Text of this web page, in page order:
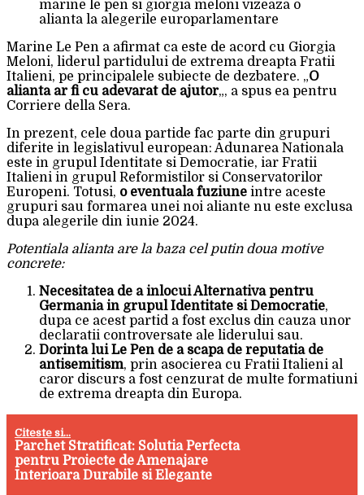
Marine Le Pen a afirmat ca este de acord cu Giorgia
Meloni, liderul partidului de extrema dreapta Fratii
Italieni, pe principalele subiecte de dezbatere. „O
alianta ar fi cu adevarat de ajutor„, a spus ea pentru
Corriere della Sera.
In prezent, cele doua partide fac parte din grupuri
diferite in legislativul european: Adunarea Nationala
este in grupul Identitate si Democratie, iar Fratii
Italieni in grupul Reformistilor si Conservatorilor
Europeni. Totusi, o eventuala fuziune intre aceste
grupuri sau formarea unei noi aliante nu este exclusa
dupa alegerile din iunie 2024.
Potentiala alianta are la baza cel putin doua motive
concrete:
Necesitatea de a inlocui Alternativa pentru
Germania in grupul Identitate si Democratie,
dupa ce acest partid a fost exclus din cauza unor
declaratii controversate ale liderului sau.
Dorinta lui Le Pen de a scapa de reputatia de
antisemitism, prin asocierea cu Fratii Italieni al
caror discurs a fost cenzurat de multe formatiuni
de extrema dreapta din Europa.
Citeste si...
Parchet Stratificat: Solutia Perfecta
pentru Proiecte de Amenajare
Interioara Durabile si Elegante